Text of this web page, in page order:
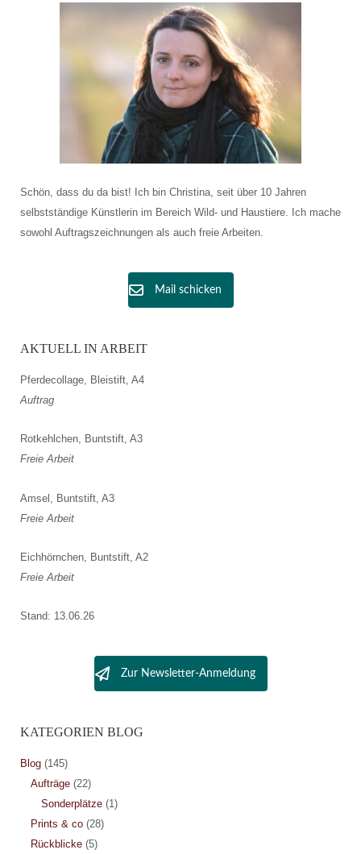
Schön, dass du da bist! Ich bin Christina, seit über 10 Jahren
selbstständige Künstlerin im Bereich Wild- und Haustiere. Ich mache
sowohl Auftragszeichnungen als auch freie Arbeiten.
Mail schicken
AKTUELL IN ARBEIT
Pferdecollage, Bleistift, A4
Auftrag
Rotkehlchen, Buntstift, A3
Freie Arbeit
Amsel, Buntstift, A3
Freie Arbeit
Eichhörnchen, Buntstift, A2
Freie Arbeit
Stand: 13.06.26
Zur Newsletter-Anmeldung
KATEGORIEN BLOG
Blog(145)
Aufträge(22)
Sonderplätze(1)
Prints & co(28)
Rückblicke(5)